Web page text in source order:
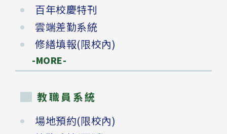
百年校慶特刊
雲端差勤系統
修繕填報(限校內)
-MORE-
教職員系統
場地預約(限校內)